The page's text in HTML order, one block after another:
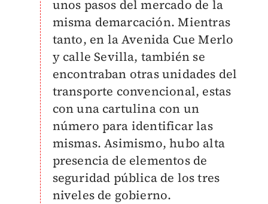
unos pasos del mercado de la
misma demarcación.Mientras
tanto, en la Avenida Cue Merlo
y calle Sevilla, también se
encontraban otras unidades del
transporte convencional, estas
con una cartulina con un
número para identificar las
mismas.Asimismo, hubo alta
presencia de elementos de
seguridad pública de los tres
niveles de gobierno.